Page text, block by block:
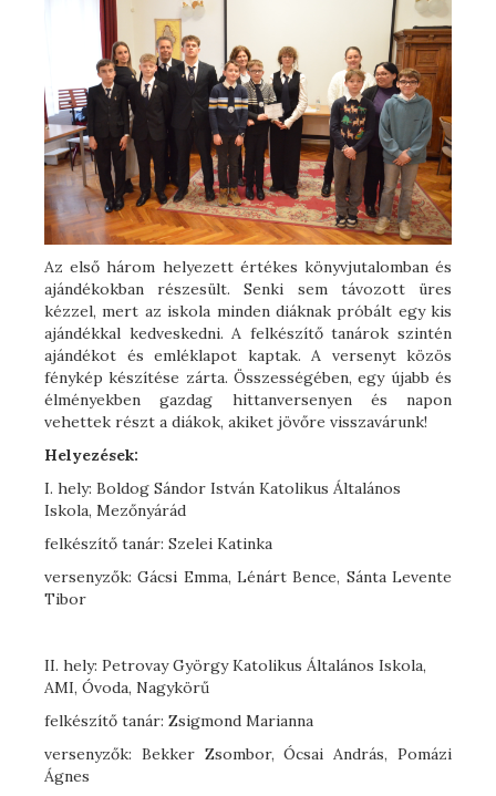
Az első három helyezett értékes könyvjutalomban és
ajándékokban részesült. Senki sem távozott üres
kézzel, mert az iskola minden diáknak próbált egy kis
ajándékkal kedveskedni. A felkészítő tanárok szintén
ajándékot és emléklapot kaptak. A versenyt közös
fénykép készítése zárta. Összességében, egy újabb és
élményekben gazdag hittanversenyen és napon
vehettek részt a diákok, akiket jövőre visszavárunk!
Helyezések:
I. hely: Boldog Sándor István Katolikus Általános
Iskola, Mezőnyárád
felkészítő tanár: Szelei Katinka
versenyzők: Gácsi Emma, Lénárt Bence, Sánta Levente
Tibor
II. hely: Petrovay György Katolikus Általános Iskola,
AMI, Óvoda, Nagykörű
felkészítő tanár: Zsigmond Marianna
versenyzők: Bekker Zsombor, Ócsai András, Pomázi
Ágnes